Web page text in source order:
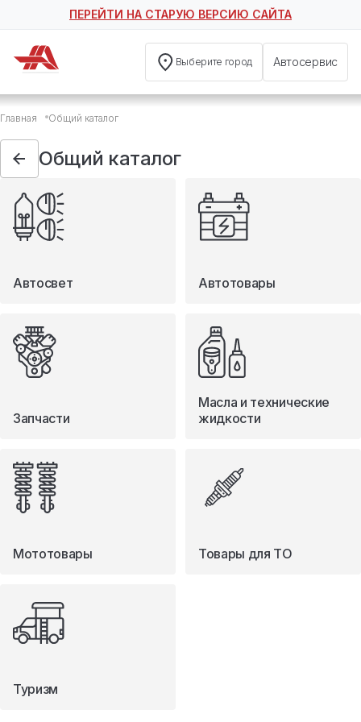
ПЕРЕЙТИ НА СТАРУЮ ВЕРСИЮ САЙТА
Выберите город Автосервис
Общий каталог
Автосвет
Автотовары
Запчасти
Масла и технические жидкости
Мототовары
Туризм
Главная Общий каталог
Общий каталог
Автосвет Автотовары
Запчасти
Масла и технические
жидкости
Мототовары Товары для ТО
Туризм